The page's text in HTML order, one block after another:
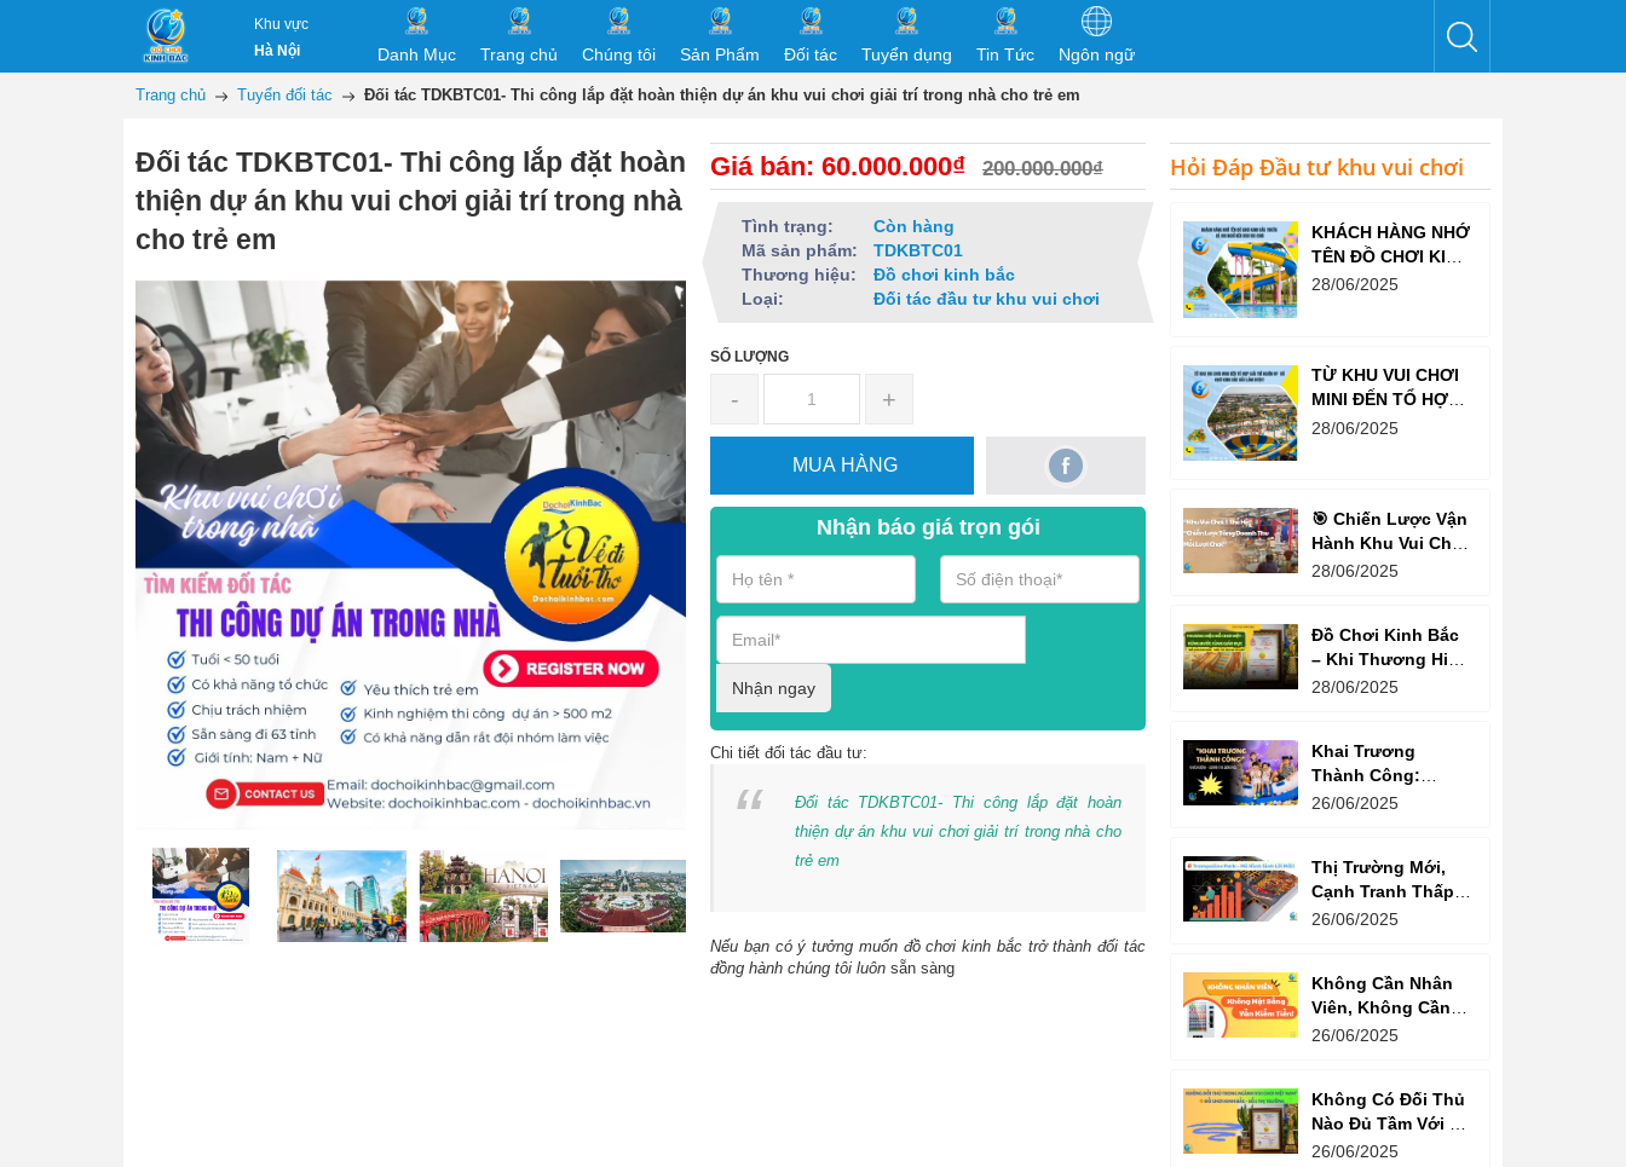
Khu vực
Hà Nội
Danh Mục Trang chủ Chúng tôi Sản Phẩm Đối tác Tuyển dụng Tin Tức Ngôn ngữ
Trang chủ Tuyển đối tác Đối tác TDKBTC01- Thi công lắp đặt hoàn thiện dự án khu vui chơi giải trí trong nhà cho trẻ em
Đối tác TDKBTC01- Thi công lắp đặt hoàn
thiện dự án khu vui chơi giải trí trong nhà
cho trẻ em
Giá bán: 60.000.000₫ 200.000.000₫
Tình trạng:
Còn hàng
Mã sản phẩm:
TDKBTC01
Thương hiệu:
Đồ chơi kinh bắc
Loại:
Đối tác đầu tư khu vui chơi
SỐ LƯỢNG
- +
MUA HÀNG
Nhận báo giá trọn gói
Nhận ngay
Chi tiết đối tác đầu tư:
Đối tác TDKBTC01- Thi công lắp đặt hoàn
thiện dự án khu vui chơi giải trí trong nhà cho
trẻ em
Nếu bạn có ý tưởng muốn đồ chơi kinh bắc trở thành đối tác
đồng hành chúng tôi luôn sẵn sàng
Hỏi Đáp Đầu tư khu vui chơi
KHÁCH HÀNG NHỚ
TÊN ĐỒ CHƠI KINH
BẮC TRƯỚC CẢ
28/06/2025
TỪ KHU VUI CHƠI
MINI ĐẾN TỔ HỢP
GIẢI TRÍ NGHÌN M²
28/06/2025
🎯 Chiến Lược Vận
Hành Khu Vui Chơi
3 Thế Hệ – Tối Đa
28/06/2025
Đồ Chơi Kinh Bắc
– Khi Thương Hiệu
Vững Mạnh Bắt
28/06/2025
Khai Trương
Thành Công:
Khách Nườm
Quyết Là Gì?
26/06/2025
Thị Trường Mới,
Cạnh Tranh Thấp –
Trampoline Park Là
26/06/2025
Không Cần Nhân
Viên, Không Cần
Cửa Hàng – Chỉ
26/06/2025
Không Có Đối Thủ
Nào Đủ Tầm Với Đồ
Chơi Kinh Bắc
26/06/2025